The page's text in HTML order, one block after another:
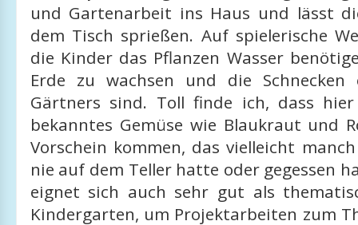
und Gartenarbeit ins Haus und lässt
dem Tisch sprießen. Auf spielerische
die Kinder das Pflanzen Wasser
Erde zu wachsen und die
Gärtners sind. Toll finde ich, dass
bekanntes Gemüse wie Blaukraut und
Vorschein kommen, das vielleicht
nie auf dem Teller hatte oder gegessen
eignet sich auch sehr gut als
Kindergarten, um Projektarbeiten zum